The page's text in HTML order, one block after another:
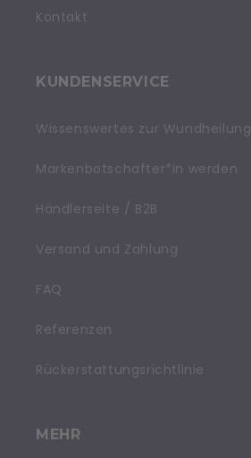
Kontakt
KUNDENSERVICE
Wissenswertes zur Wundheilung
Markenbotschafter*in werden
Händlerseite / B2B
Versand und Zahlung
FAQ
Referenzen
Rückerstattungsrichtlinie
MEHR